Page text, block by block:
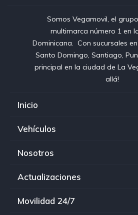
Somos Vegamovil, el
multimarca número 1 en
Dominicana⁣. ⁣ Con sucursales
Santo Domingo, Santiago,
principal en la ciudad de La
allá!
Inicio
Vehículos
Nosotros
Actualizaciones
Movilidad 24/7